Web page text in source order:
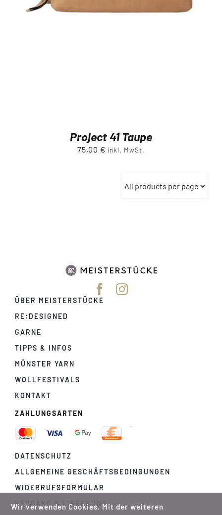
Project 41 Taupe
75,00 € inkl. MwSt.
ÜBER MEISTERSTÜCKE
RE:DESIGNED
GARNE
TIPPS & INFOS
MÜNSTER YARN
WOLLFESTIVALS
KONTAKT
ZAHLUNGSARTEN
DATENSCHUTZ
ALLGEMEINE GESCHÄFTSBEDINGUNGEN
WIDERRUFSFORMULAR
VERSAND & LIEFERUNG
Wir verwenden Cookies. Mit der weiteren